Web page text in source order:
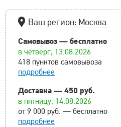
Ваш регион: Москва
Самовывоз — бесплатно
в четверг, 13.08.2026
418 пунктов самовывоза
подробнее
Доставка — 450 руб.
в пятницу, 14.08.2026
от 9 000 руб. — бесплатно
подробнее